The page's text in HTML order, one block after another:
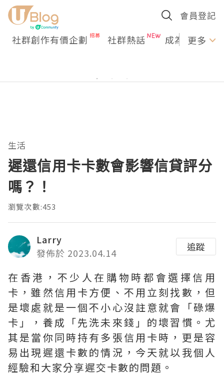
會員登記
社群創作有價企劃 社群熱話 成為U更多
生活
遲還信用卡卡數會影響信貸評分
嗎？！
瀏覽次數:453
Larry
發佈於 2023.04.14
追蹤
在香港，不少人在購物時都會選擇信用
卡，雖然信用卡方便、不用立刻找數，但
是壞處就是一個不小心沒註意就會「碌爆
卡」，養成「先洗未來錢」的壞習慣。尤
其是當你同時持有多張信用卡時，更是容
易出現遲還卡數的情況，今天就以我個人
經驗和大家分享遲交卡數的問題。